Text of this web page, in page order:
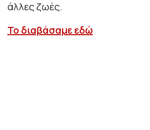
άλλες ζωές.
Το διαβάσαμε εδώ